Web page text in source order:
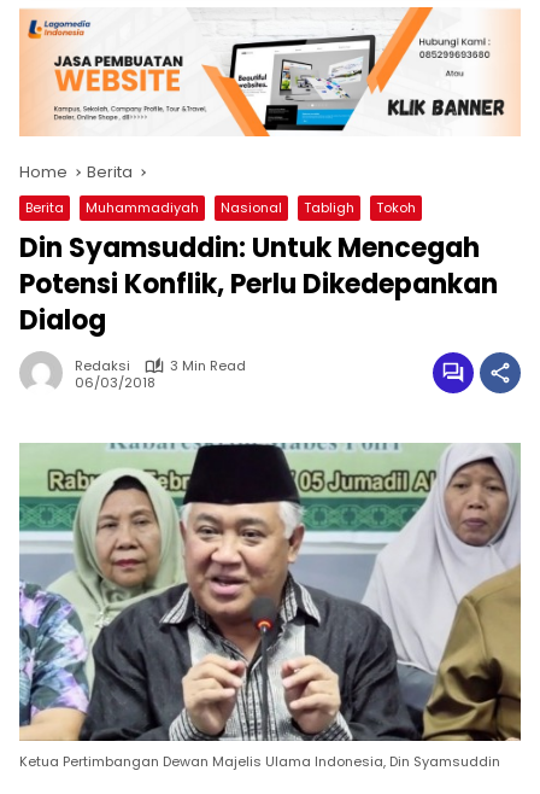
Home Berita
Berita Muhammadiyah Nasional Tabligh Tokoh
Din Syamsuddin: Untuk Mencegah
Potensi Konflik, Perlu Dikedepankan
Dialog
Redaksi
3 Min Read
06/03/2018
Ketua Pertimbangan Dewan Majelis Ulama Indonesia, Din Syamsuddin